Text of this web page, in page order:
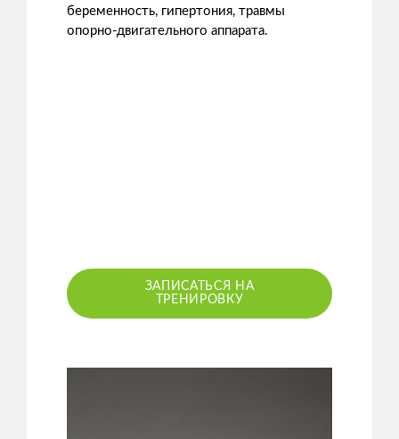
беременность, гипертония, травмы
опорно-двигательного аппарата.
ЗАПИСАТЬСЯ НА
ТРЕНИРОВКУ